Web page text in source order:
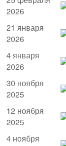
2026
21 января
2026
4 января
2026
30 ноября
2025
12 ноября
2025
4 ноября